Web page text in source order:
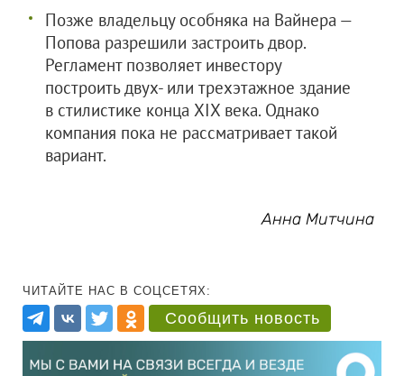
Позже владельцу особняка на Вайнера —
Попова разрешили застроить двор.
Регламент позволяет инвестору
построить двух- или трехэтажное здание
в стилистике конца XIX века. Однако
компания пока не рассматривает такой
вариант.
Анна Митчина
ЧИТАЙТЕ НАС В СОЦСЕТЯХ:
Сообщить новость